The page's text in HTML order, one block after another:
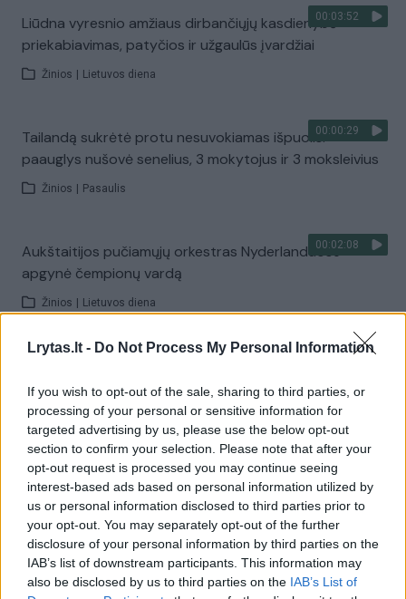
Lrytas.lt - Do Not Process My Personal Information
If you wish to opt-out of the sale, sharing to third parties, or
processing of your personal or sensitive information for
targeted advertising by us, please use the below opt-out
section to confirm your selection. Please note that after your
opt-out request is processed you may continue seeing
interest-based ads based on personal information utilized by
us or personal information disclosed to third parties prior to
your opt-out. You may separately opt-out of the further
disclosure of your personal information by third parties on the
IAB’s list of downstream participants. This information may
also be disclosed by us to third parties on the IAB’s List of
00:03:52
Liūdna vyresnio amžiaus dirbančiųjų kasdienybė –
priekabiavimas, patyčios ir užgaulūs įvardžiai
Žinios Lietuvos diena
00:00:29
Tailandą sukrėtė protu nesuvokiamas išpuolis:
paauglys nušovė senelius, 3 mokytojus ir 3 moksleivius
Žinios Pasaulis
00:02:08
Aukštaitijos pučiamųjų orkestras Nyderlanduose
apgynė čempionų vardą
Žinios Lietuvos diena
Žiūrimiausi įrašai
00:00:30
Vaizdai iš tragiškos avarijos Vilniaus r.: dviejų moterų ir
vaiko gyvybių išgelbėti nepavyko
Žinios Lietuvos diena